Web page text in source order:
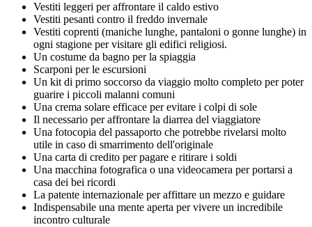
Vestiti leggeri per affrontare il caldo estivo
Vestiti pesanti contro il freddo invernale
Vestiti coprenti (maniche lunghe, pantaloni o gonne lunghe) in
ogni stagione per visitare gli edifici religiosi.
Un costume da bagno per la spiaggia
Scarponi per le escursioni
Un kit di primo soccorso da viaggio molto completo per poter
guarire i piccoli malanni comuni
Una crema solare efficace per evitare i colpi di sole
Il necessario per affrontare la diarrea del viaggiatore
Una fotocopia del passaporto che potrebbe rivelarsi molto
utile in caso di smarrimento dell'originale
Una carta di credito per pagare e ritirare i soldi
Una macchina fotografica o una videocamera per portarsi a
casa dei bei ricordi
La patente internazionale per affittare un mezzo e guidare
Indispensabile una mente aperta per vivere un incredibile
incontro culturale